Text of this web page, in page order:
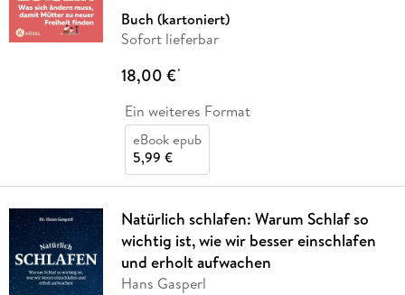
Buch (kartoniert)
Sofort lieferbar
18,00 €*
Ein weiteres Format
eBook epub
5,99 €
Natürlich schlafen: Warum Schlaf so
wichtig ist, wie wir besser einschlafen
und erholt aufwachen
Hans Gasperl